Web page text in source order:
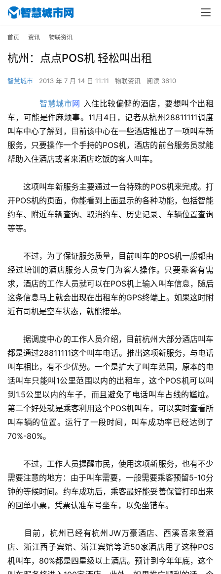
首页 资讯 物联资讯
杭州：点点POS机 轻松叫出租
智慧城市 2013 年 7 月 14 日 11:11 物联资讯 阅读 3610
智慧城市网 入住比较偏僻的酒店，要想叫个出租
车，可能是件麻烦事。11月4日，记者从杭州28811111调度
叫车中心了解到，目前该中心在一些酒店推出了一项叫车新
服务，只要操作一个手持的POS机，酒店的前台服务员就能
帮助入住酒店或者来酒店吃饭的客人叫车。
这项叫车新服务主要通过一台特殊的POS机来完成。打
开POS机的页面，你能看到上面显示的各种功能，包括智能
约车、附近车辆查询、取消约车、历史记录、车辆位置查询
等等。
不过，为了保证服务质量，目前叫车的POS机一般都由
经过培训的酒店服务人员专门为客人操作。只要乘客有需
求，酒店的工作人员就可以在POS机上输入叫车信息，随后
这条信息马上就会出现在出租车的GPS终端上。如果这时附
近有司机是空车状态，就能接单。
据调度中心的工作人员介绍，目前杭州大部分酒店叫车
都是通过28811111这个叫车电话。推出这项新服务，与电话
叫车相比，有不少优势。一个是扩大了叫车范围，原本的电
话叫车只能叫1公里范围以内的出租车，这个POS机可以叫
到1.5公里以内的车子，而且避免了电话叫车占线的尴尬。
第二个好处就是乘客利用这个POS机叫车，可以实时查看所
叫车辆的位置。运行了一段时间，叫车成功率已经达到了
70%-80%。
不过，工作人员提醒市民，使用这项新服务，也有不少
需要注意的地方：由于叫车需要，一般需要乘客预留5-10分
钟的等候时间。约车成功后，乘客最好能妥善保管打印出来
的回单小票，凭票认准车号坐车，以免坐错车。
目前，杭州已经有杭州JW万豪酒店、西溪喜来登酒
店、浙江西子宾馆、浙江宾馆等近50家酒店用了这种POS
机叫车，80%都是四星级以上酒店。预计到今年年底，这个